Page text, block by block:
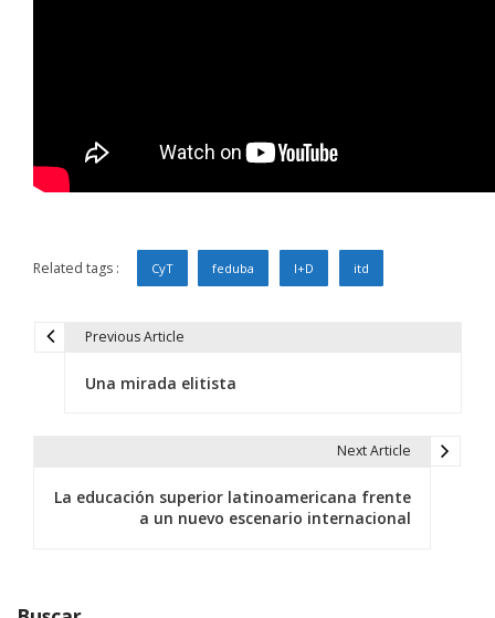
Related tags : CyT feduba I+D itd
Previous Article
Una mirada elitista
Next Article
La educación superior latinoamericana frente
a un nuevo escenario internacional